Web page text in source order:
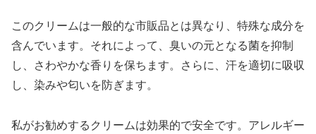
このクリームは一般的な市販品とは異なり、特殊な成分を
含んでいます。それによって、臭いの元となる菌を抑制
し、さわやかな香りを保ちます。さらに、汗を適切に吸収
し、染みや匂いを防ぎます。
私がお勧めするクリームは効果的で安全です。アレルギー